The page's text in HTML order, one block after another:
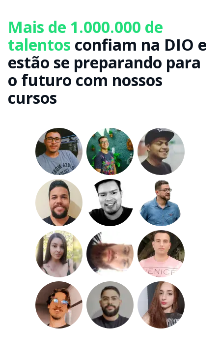
Mais de 1.000.000 de
talentos confiam na DIO e
estão se preparando para
o futuro com nossos
cursos